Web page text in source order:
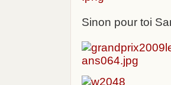
Sinon pour toi